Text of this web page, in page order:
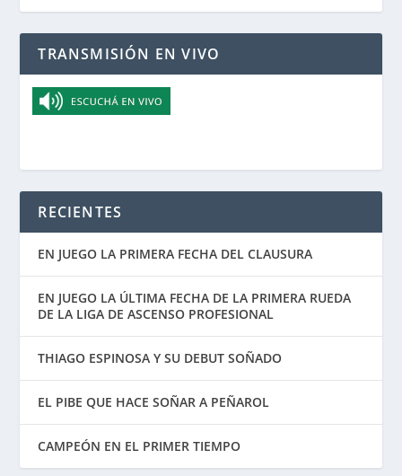
TRANSMISIÓN EN VIVO
RECIENTES
EN JUEGO LA PRIMERA FECHA DEL CLAUSURA
EN JUEGO LA ÚLTIMA FECHA DE LA PRIMERA RUEDA
DE LA LIGA DE ASCENSO PROFESIONAL
THIAGO ESPINOSA Y SU DEBUT SOÑADO
EL PIBE QUE HACE SOÑAR A PEÑAROL
CAMPEÓN EN EL PRIMER TIEMPO